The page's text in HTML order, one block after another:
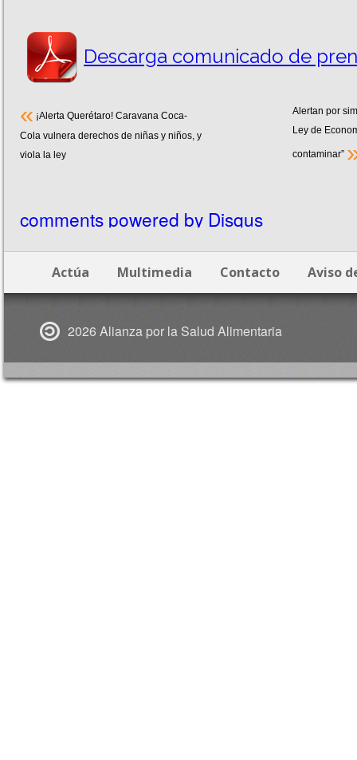
Descarga comunicado de
Alertan por
Ley de
contaminar”
« ¡Alerta Querétaro! Caravana Coca-
Cola vulnera derechos de niñas y niños, y
viola la ley
comments powered by Disqus
Actúa Multimedia Contacto Aviso
2026 Alianza por la Salud Alimentaria